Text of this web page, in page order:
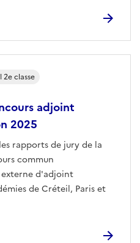
adjoint
2025
rapports de jury de la
commun
d'adjoint
de Créteil, Paris et
classe